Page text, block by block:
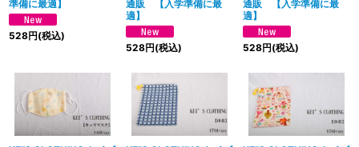
準備に最適】
528円(税込)
通販 【入学準備に最
適】
528円(税込)
通販 【入学準備に最
適】
528円(税込)